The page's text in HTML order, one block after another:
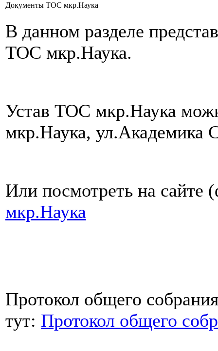
Документы ТОС мкр.Наука
В данном разделе
ТОС мкр.Наука.
Устав ТОС мкр.Наука
мкр.Наука, ул.Академика
Или посмотреть на сайте
мкр.Наука
Протокол общего
тут: Протокол общего